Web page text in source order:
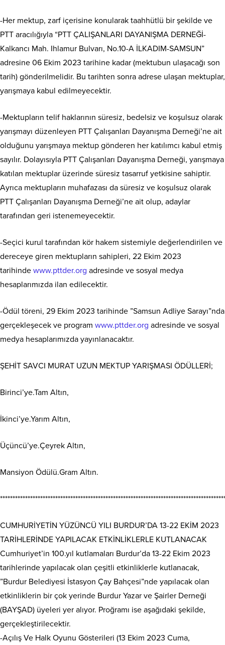
-Her mektup, zarf içerisine konularak taahhütlü bir şekilde ve
PTT aracılığıyla “PTT ÇALIŞANLARI DAYANIŞMA DERNEĞİ-
Kalkancı Mah. Ihlamur Bulvarı, No.10-A İLKADIM-SAMSUN”
adresine 06 Ekim 2023 tarihine kadar (mektubun ulaşacağı son
tarih) gönderilmelidir. Bu tarihten sonra adrese ulaşan mektuplar,
yarışmaya kabul edilmeyecektir.
-Mektupların telif haklarının süresiz, bedelsiz ve koşulsuz olarak
yarışmayı düzenleyen PTT Çalışanları Dayanışma Derneği’ne ait
olduğunu yarışmaya mektup gönderen her katılımcı kabul etmiş
sayılır. Dolayısıyla PTT Çalışanları Dayanışma Derneği, yarışmaya
katılan mektuplar üzerinde süresiz tasarruf yetkisine sahiptir.
Ayrıca mektupların muhafazası da süresiz ve koşulsuz olarak
PTT Çalışanları Dayanışma Derneği’ne ait olup, adaylar
tarafından geri istenemeyecektir.
-Seçici kurul tarafından kör hakem sistemiyle değerlendirilen ve
dereceye giren mektupların sahipleri, 22 Ekim 2023
tarihinde www.pttder.org adresinde ve sosyal medya
hesaplarımızda ilan edilecektir.
-Ödül töreni, 29 Ekim 2023 tarihinde ”Samsun Adliye Sarayı”nda
gerçekleşecek ve program www.pttder.org adresinde ve sosyal
medya hesaplarımızda yayınlanacaktır.
ŞEHİT SAVCI MURAT UZUN MEKTUP YARIŞMASI ÖDÜLLERİ;
Birinci’ye.Tam Altın,
İkinci’ye.Yarım Altın,
Üçüncü’ye.Çeyrek Altın,
Mansiyon Ödülü.Gram Altın.
CUMHURİYETİN YÜZÜNCÜ YILI BURDUR’DA 13-22 EKİM 2023
TARİHLERİNDE YAPILACAK ETKİNLİKLERLE KUTLANACAK
Cumhuriyet’in 100.yıl kutlamaları Burdur’da 13-22 Ekim 2023
tarihlerinde yapılacak olan çeşitli etkinliklerle kutlanacak,
”Burdur Belediyesi İstasyon Çay Bahçesi”nde yapılacak olan
etkinliklerin bir çok yerinde Burdur Yazar ve Şairler Derneği
(BAYŞAD) üyeleri yer alıyor. Proğramı ise aşağıdaki şekilde,
gerçekleştirilecektir.
-Açılış Ve Halk Oyunu Gösterileri (13 Ekim 2023 Cuma,